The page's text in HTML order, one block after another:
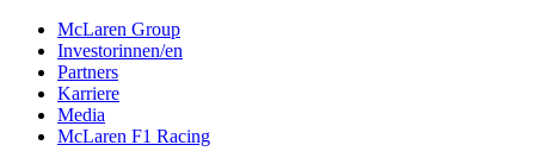
McLaren Group
Investorinnen/en
Partners
Karriere
Media
McLaren F1 Racing